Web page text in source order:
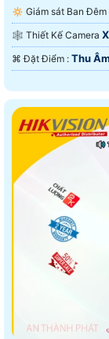
🕸️ Thiết Kế Camera
️⌘ Đặt Điểm : Thu